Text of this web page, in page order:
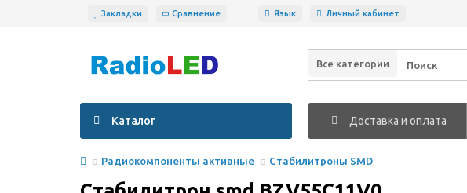
Закладки Сравнение Язык Личный кабинет
Все категории
Каталог Доставка и оплата
Радиокомпоненты активные Стабилитроны SMD